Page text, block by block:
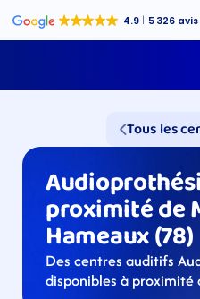
Tous les
proximité de
Hameaux (78)
Des centres auditifs
disponibles à proximité